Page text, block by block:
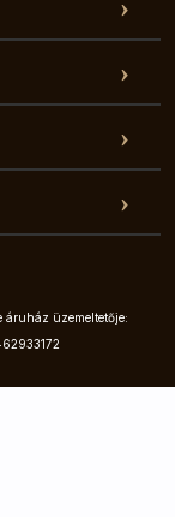
üzemeltetője: